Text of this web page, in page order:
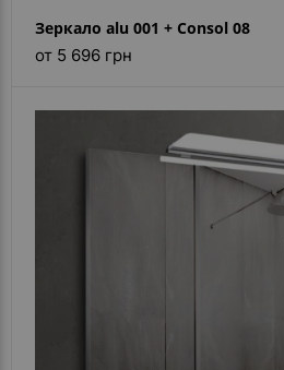
Зеркало alu 001 + Consol 08
от 5 696 грн